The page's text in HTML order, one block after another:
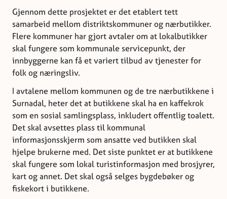
Gjennom dette prosjektet er det etablert tett
samarbeid mellom distriktskommuner og nærbutikker.
Flere kommuner har gjort avtaler om at lokalbutikker
skal fungere som kommunale servicepunkt, der
innbyggerne kan få et variert tilbud av tjenester for
folk og næringsliv.
I avtalene mellom kommunen og de tre nærbutikkene i
Surnadal, heter det at butikkene skal ha en kaffekrok
som en sosial samlingsplass, inkludert offentlig toalett.
Det skal avsettes plass til kommunal
informasjonsskjerm som ansatte ved butikken skal
hjelpe brukerne med. Det siste punktet er at butikkene
skal fungere som lokal turistinformasjon med brosjyrer,
kart og annet. Det skal også selges bygdebøker og
fiskekort i butikkene.